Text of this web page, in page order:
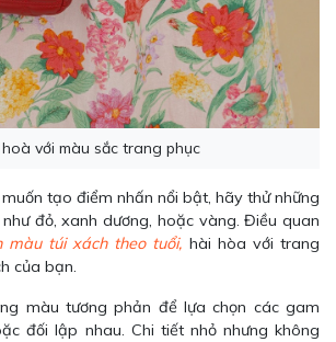
với màu sắc trang phục
tạo điểm nhấn nổi bật, hãy thử những
đỏ, xanh dương, hoặc vàng. Điều quan
màu túi xách theo tuổi, hài hòa với trang
của bạn.
màu tương phản để lựa chọn các gam
đối lập nhau. Chi tiết nhỏ nhưng không